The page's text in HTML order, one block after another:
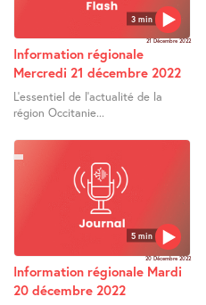
3 min
21 Décembre 2022
Information régionale
Mercredi 21 décembre 2022
L’essentiel de l’actualité de la
région Occitanie...
5 min
20 Décembre 2022
Information régionale Mardi
20 décembre 2022